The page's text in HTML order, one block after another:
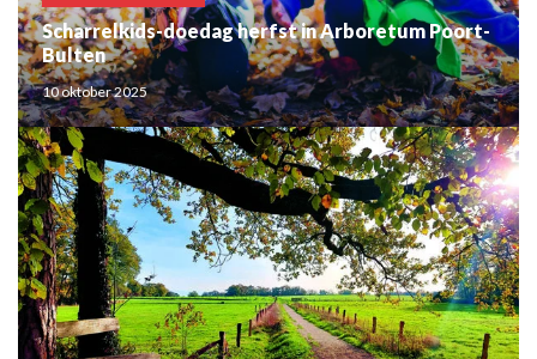
Scharrelkids-doedag herfst in Arboretum Poort-
Bulten
10 oktober 2025